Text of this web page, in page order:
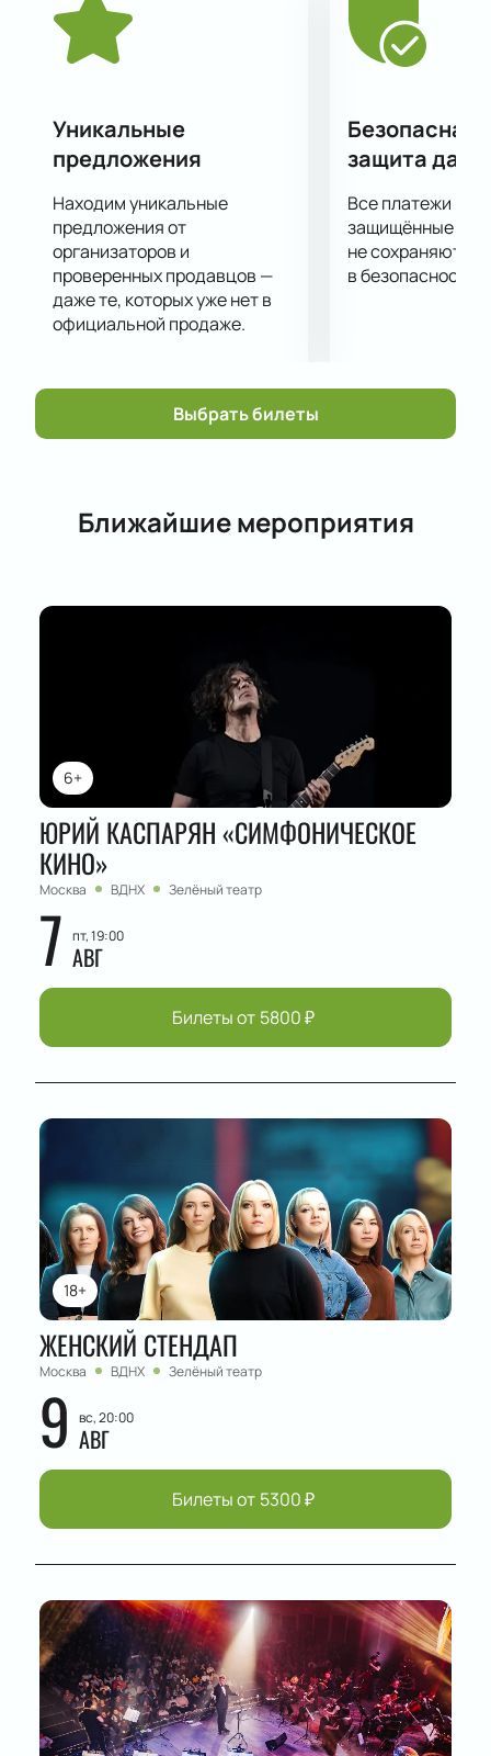
Концерт Milana Star обещает стать ярким
событием, которое подарит зрителям
незабываемые впечатления. Милана готова
зрителем, создавая атмосферу радости и
вдохновения. Живое исполнение популярных песен
позволит поклонникам насладиться творчеством
любимой артистки в полной мере.
Купить билетына нашем сайте легко и удобно. Не
пропустите шанс увидеть живое выступление
любимой исполнительницы и зарядиться её
невероятной энергетикой.
Уникальные
предложения
Находим уникальные
предложения от
организаторов и
проверенных продавцов —
даже те, которых уже нет в
официальной продаже.
Безопасная
защита
Все платежи
защищённые
не сохраняются
в безопасности.
Выбрать билеты
Ближайшие мероприятия
6+
ЮРИЙ КАСПАРЯН «СИМФОНИЧЕСКОЕ
КИНО»
Москва ВДНХ Зелёный театр
7 пт, 19:00
АВГ
Билеты от 5800₽
18+
ЖЕНСКИЙ СТЕНДАП
Москва ВДНХ Зелёный театр
9 вс, 20:00
АВГ
Билеты от 5300₽